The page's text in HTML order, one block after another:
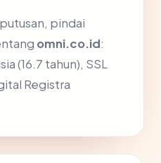
pindai
omni.co.id:
(16.7 tahun), SSL
Registra